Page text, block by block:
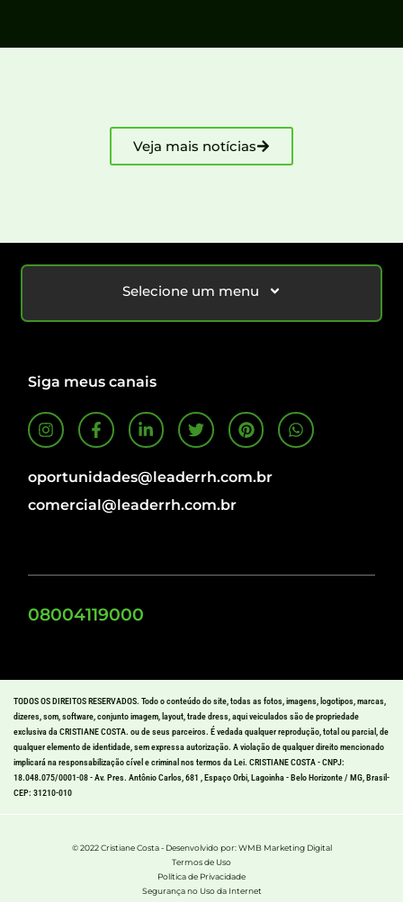
Veja mais notícias
Selecione um menu
Siga meus canais
oportunidades@leaderrh.com.br
comercial@leaderrh.com.br
08004119000
TODOS OS DIREITOS RESERVADOS. Todo o conteúdo do site, todas as fotos, imagens, logotipos, marcas,
dizeres, som, software, conjunto imagem, layout, trade dress, aqui veiculados são de propriedade
exclusiva da CRISTIANE COSTA. ou de seus parceiros. É vedada qualquer reprodução, total ou parcial, de
qualquer elemento de identidade, sem expressa autorização. A violação de qualquer direito mencionado
implicará na responsabilização cível e criminal nos termos da Lei. CRISTIANE COSTA - CNPJ:
18.048.075/0001-08 - Av. Pres. Antônio Carlos, 681 , Espaço Orbi, Lagoinha - Belo Horizonte / MG, Brasil-
CEP: 31210-010
© 2022 Cristiane Costa - Desenvolvido por: WMB Marketing Digital
Termos de Uso
Política de Privacidade
Segurança no Uso da Internet